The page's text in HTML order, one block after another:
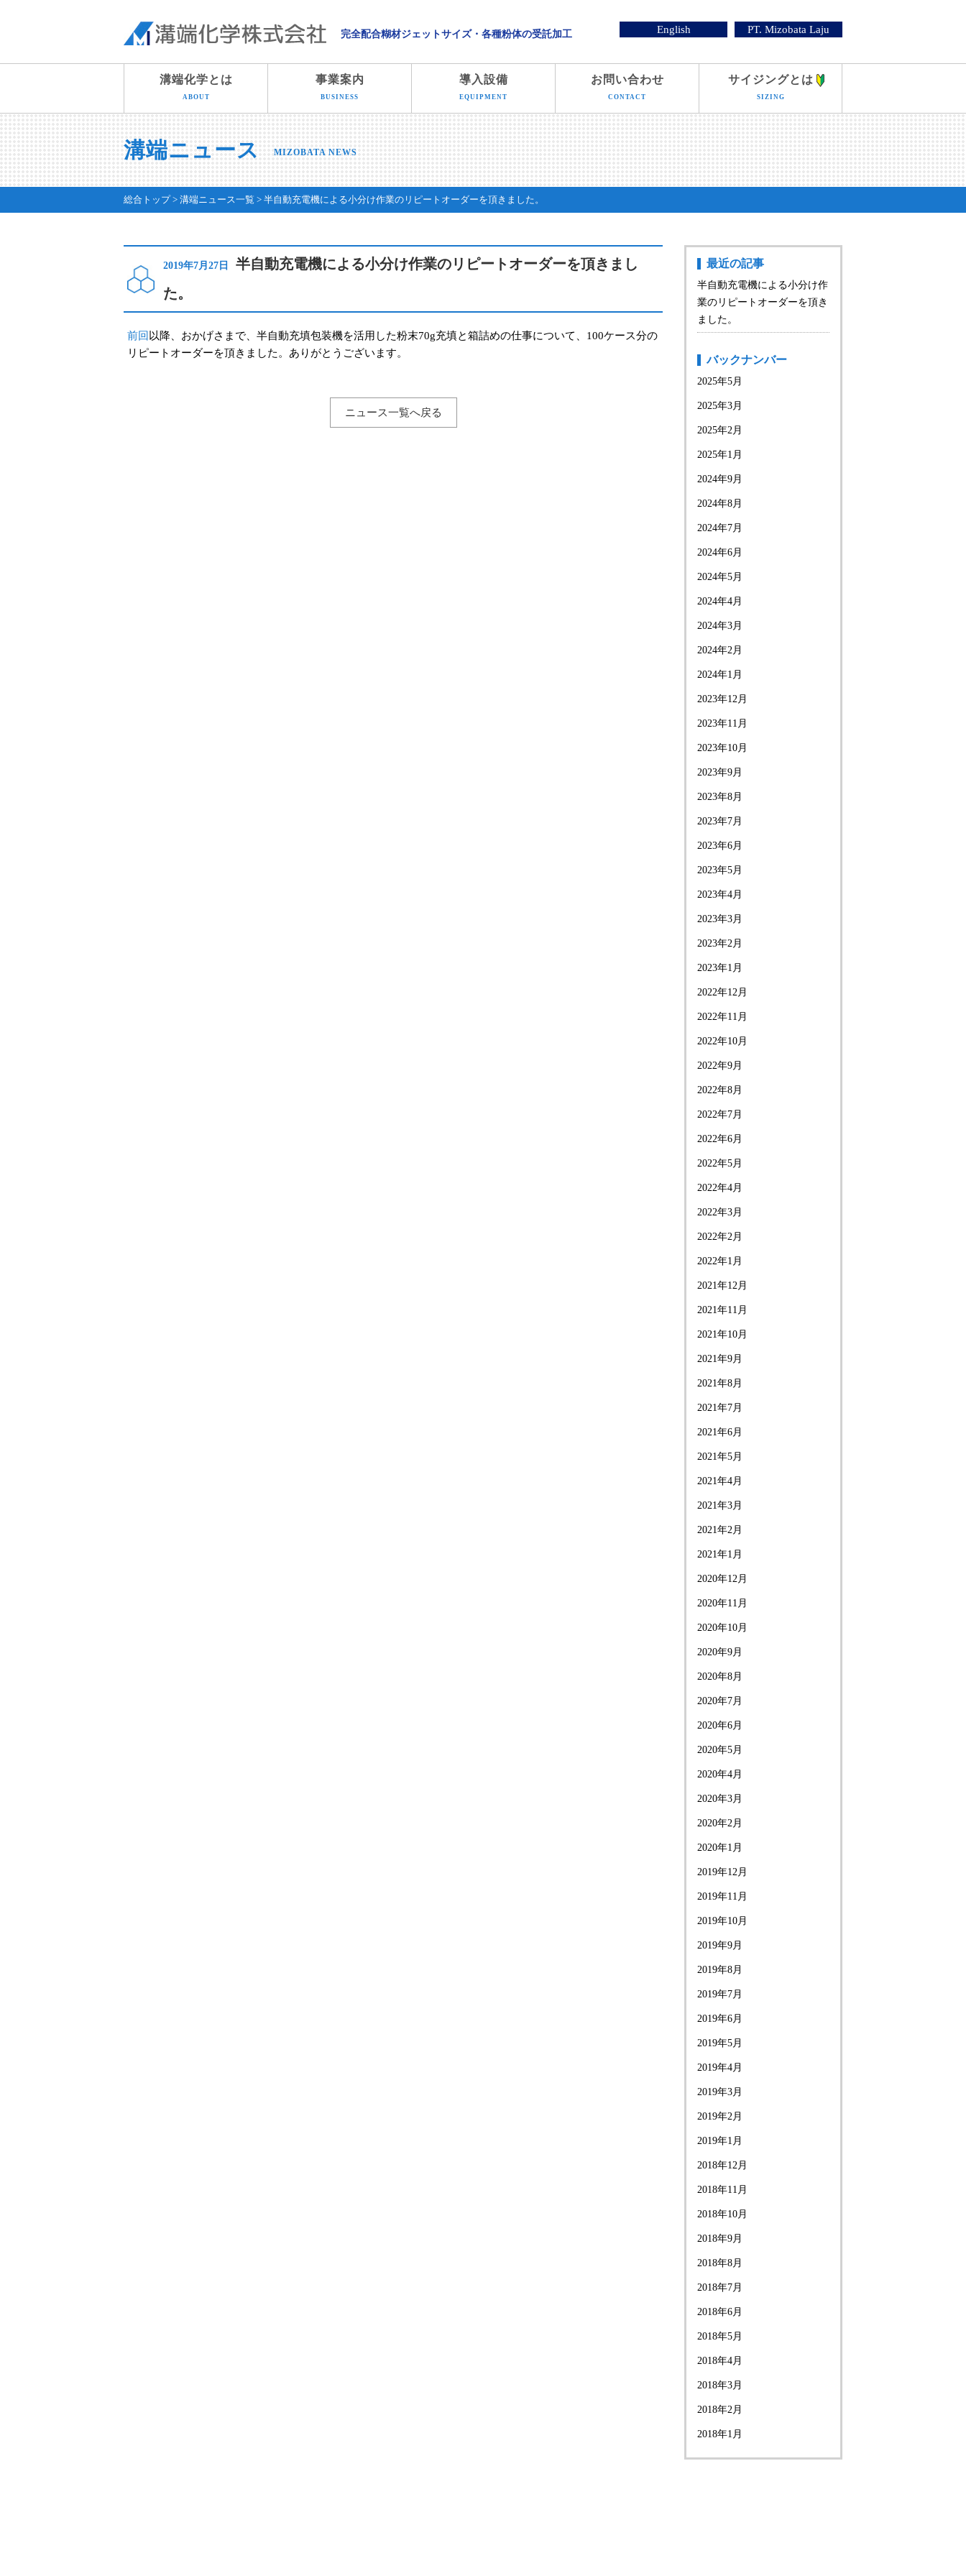
溝端化学株式会社
完全配合糊材ジェットサイズ・各種粉体の受託加工 PT. Mizobata Laju
English
溝端化学とは
ABOUT
事業案内
BUSINESS
導入設備
EQUIPMENT
お問い合わせ
CONTACT
サイジングとは
SIZING
溝端ニュース MIZOBATA NEWS
総合トップ 溝端ニュース一覧 半自動充電機による小分け作業のリピートオーダーを頂きました。
2019年7月27日
半自動充電機による小分け作業のリピートオーダーを頂きまし
た。
前回 以降、おかげさまで、半自動充填包装機を活用した粉末70g充填と箱詰めの仕事について、100ケース分の
リピートオーダーを頂きました。ありがとうございます。
ニュース一覧へ戻る
最近の記事
半自動充電機による小分け作
業のリピートオーダーを頂き
ました。
バックナンバー
2025年5月
2025年3月
2025年2月
2025年1月
2024年9月
2024年8月
2024年7月
2024年6月
2024年5月
2024年4月
2024年3月
2024年2月
2024年1月
2023年12月
2023年11月
2023年10月
2023年9月
2023年8月
2023年7月
2023年6月
2023年5月
2023年4月
2023年3月
2023年2月
2023年1月
2022年12月
2022年11月
2022年10月
2022年9月
2022年8月
2022年7月
2022年6月
2022年5月
2022年4月
2022年3月
2022年2月
2022年1月
2021年12月
2021年11月
2021年10月
2021年9月
2021年8月
2021年7月
2021年6月
2021年5月
2021年4月
2021年3月
2021年2月
2021年1月
2020年12月
2020年11月
2020年10月
2020年9月
2020年8月
2020年7月
2020年6月
2020年5月
2020年4月
2020年3月
2020年2月
2020年1月
2019年12月
2019年11月
2019年10月
2019年9月
2019年8月
2019年7月
2019年6月
2019年5月
2019年4月
2019年3月
2019年2月
2019年1月
2018年12月
2018年11月
2018年10月
2018年9月
2018年8月
2018年7月
2018年6月
2018年5月
2018年4月
2018年3月
2018年2月
2018年1月